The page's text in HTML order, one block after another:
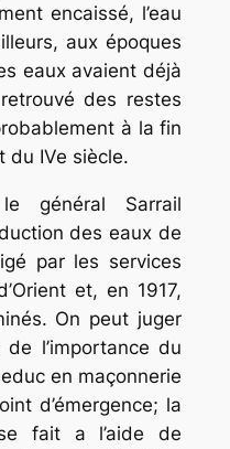
encaissé, l’eau
aux époques
eaux avaient déjà
des restes
à la fin
du IVe siècle.
général Sarrail
des eaux de
par les services
et, en 1917,
On peut juger
l’importance du
en maçonnerie
d’émergence; la
fait a l’aide de